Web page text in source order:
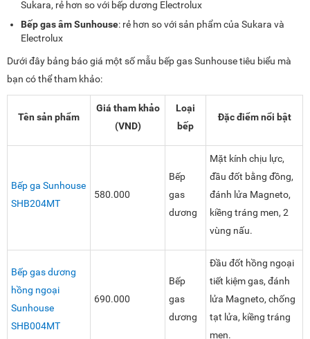
Sukara, rẻ hơn so với bếp dương Electrolux
Bếp gas âm Sunhouse: rẻ hơn so với sản phẩm của Sukara và
Electrolux
Dưới đây bảng báo giá một số mẫu bếp gas Sunhouse tiêu biểu mà
bạn có thể tham khảo:
Tên sản phẩm
Giá tham khảo
(VND)
Loại
bếp
Đặc điểm nổi bật
Bếp ga Sunhouse
SHB204MT
580.000
Bếp
gas
dương
Mặt kính chịu lực,
đầu đốt bằng đồng,
đánh lửa Magneto,
kiềng tráng men, 2
vùng nấu.
Bếp gas dương
hồng ngoại
Sunhouse
SHB004MT
690.000
Bếp
gas
dương
Đầu đốt hồng ngoại
tiết kiệm gas, đánh
lửa Magneto, chống
tạt lửa, kiềng tráng
men.